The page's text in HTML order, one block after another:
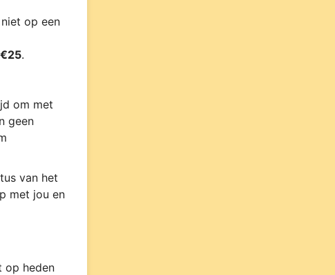
op een
.
om met
geen
van het
met jou en
op heden